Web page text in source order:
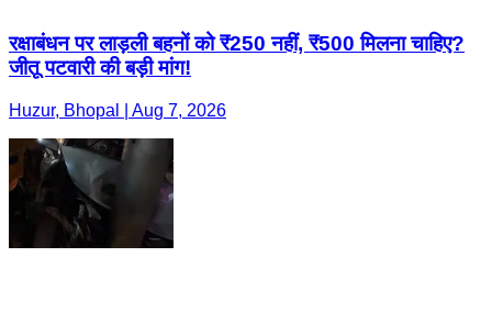
रक्षाबंधन पर लाड़ली बहनों को ₹250 नहीं, ₹500 मिलना चाहिए?
जीतू पटवारी की बड़ी मांग!
Huzur, Bhopal | Aug 7, 2026